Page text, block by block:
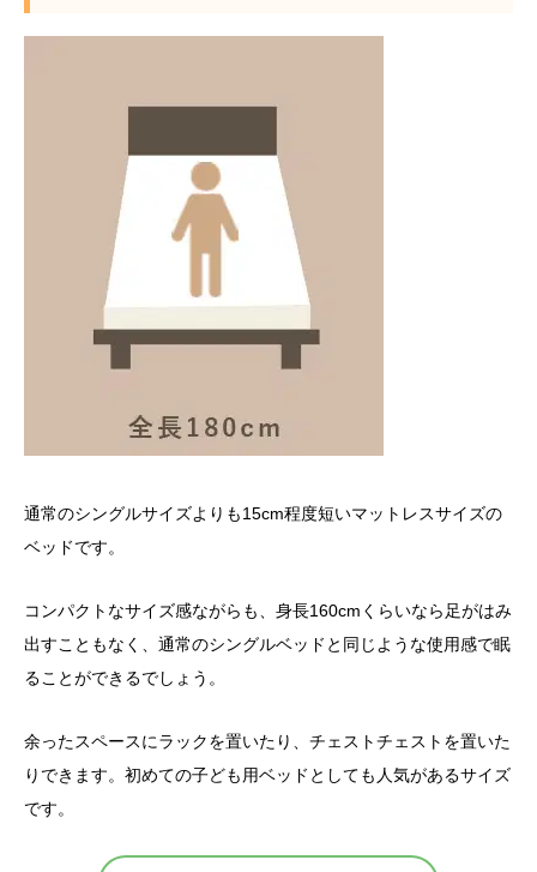
通常のシングルサイズよりも15cm程度短いマットレスサイズの
ベッドです。
コンパクトなサイズ感ながらも、身長160cmくらいなら足がはみ
出すこともなく、通常のシングルベッドと同じような使用感で眠
ることができるでしょう。
余ったスペースにラックを置いたり、チェストチェストを置いた
りできます。初めての子ども用ベッドとしても人気があるサイズ
です。